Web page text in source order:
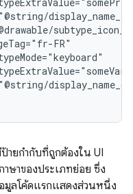
ายกำกับที่ถูกต้องใน UI
ษาของประเภทย่อย ซึ่ง
มูลโค้ดแรกแสดงส่วนหนึ่ง